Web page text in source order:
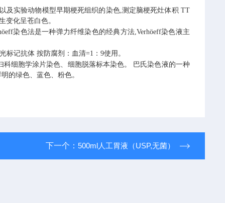
及实验动物模型早期梗死组织的染色,测定脑梗死灶体积 TT
变化呈苍白色。
染色法是一种弹力纤维染色的经典方法,Verhöeff染色液主
标记抗体 按防腐剂：血清=1：9使用。
细胞学涂片染色、细胞脱落标本染色。
巴氏染色液的一种
的绿色、蓝色、粉色。
下一个： 500ml人工胃液（USP,无菌）